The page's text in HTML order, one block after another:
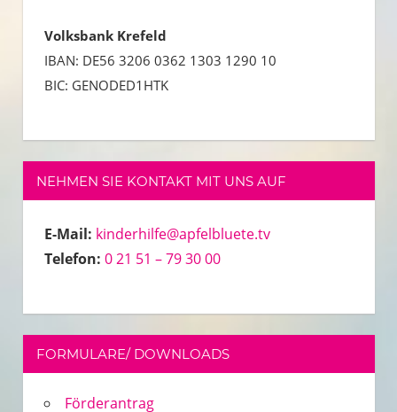
Volksbank Krefeld
IBAN: DE56 3206 0362 1303 1290 10
BIC: GENODED1HTK
NEHMEN SIE KONTAKT MIT UNS AUF
E-Mail: kinderhilfe@apfelbluete.tv
Telefon: 0 21 51 – 79 30 00
FORMULARE/ DOWNLOADS
Förderantrag